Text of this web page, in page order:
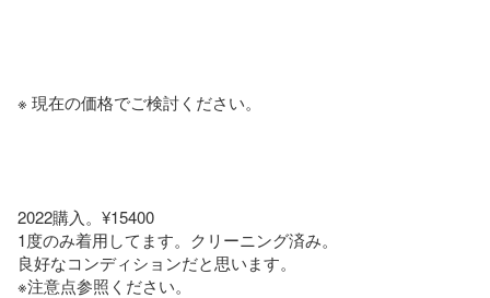
※ 現在の価格でご検討ください。
2022購入。¥15400
1度のみ着用してます。クリーニング済み。
良好なコンディションだと思います。
※注意点参照ください。